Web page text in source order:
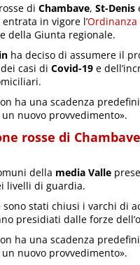
diChambave,St-Denis
in vigore l’Ordinanza
della Giunta regionale.
ha deciso di assumere il
dei casi diCovid-19 e
ha una scadenza
nuovo provvedimento».
rosse di
della media Valle
livelli di guardia.
sono stati chiusi i varchi di
presidiati dalle forze
ha una scadenza
nuovo provvedimento».